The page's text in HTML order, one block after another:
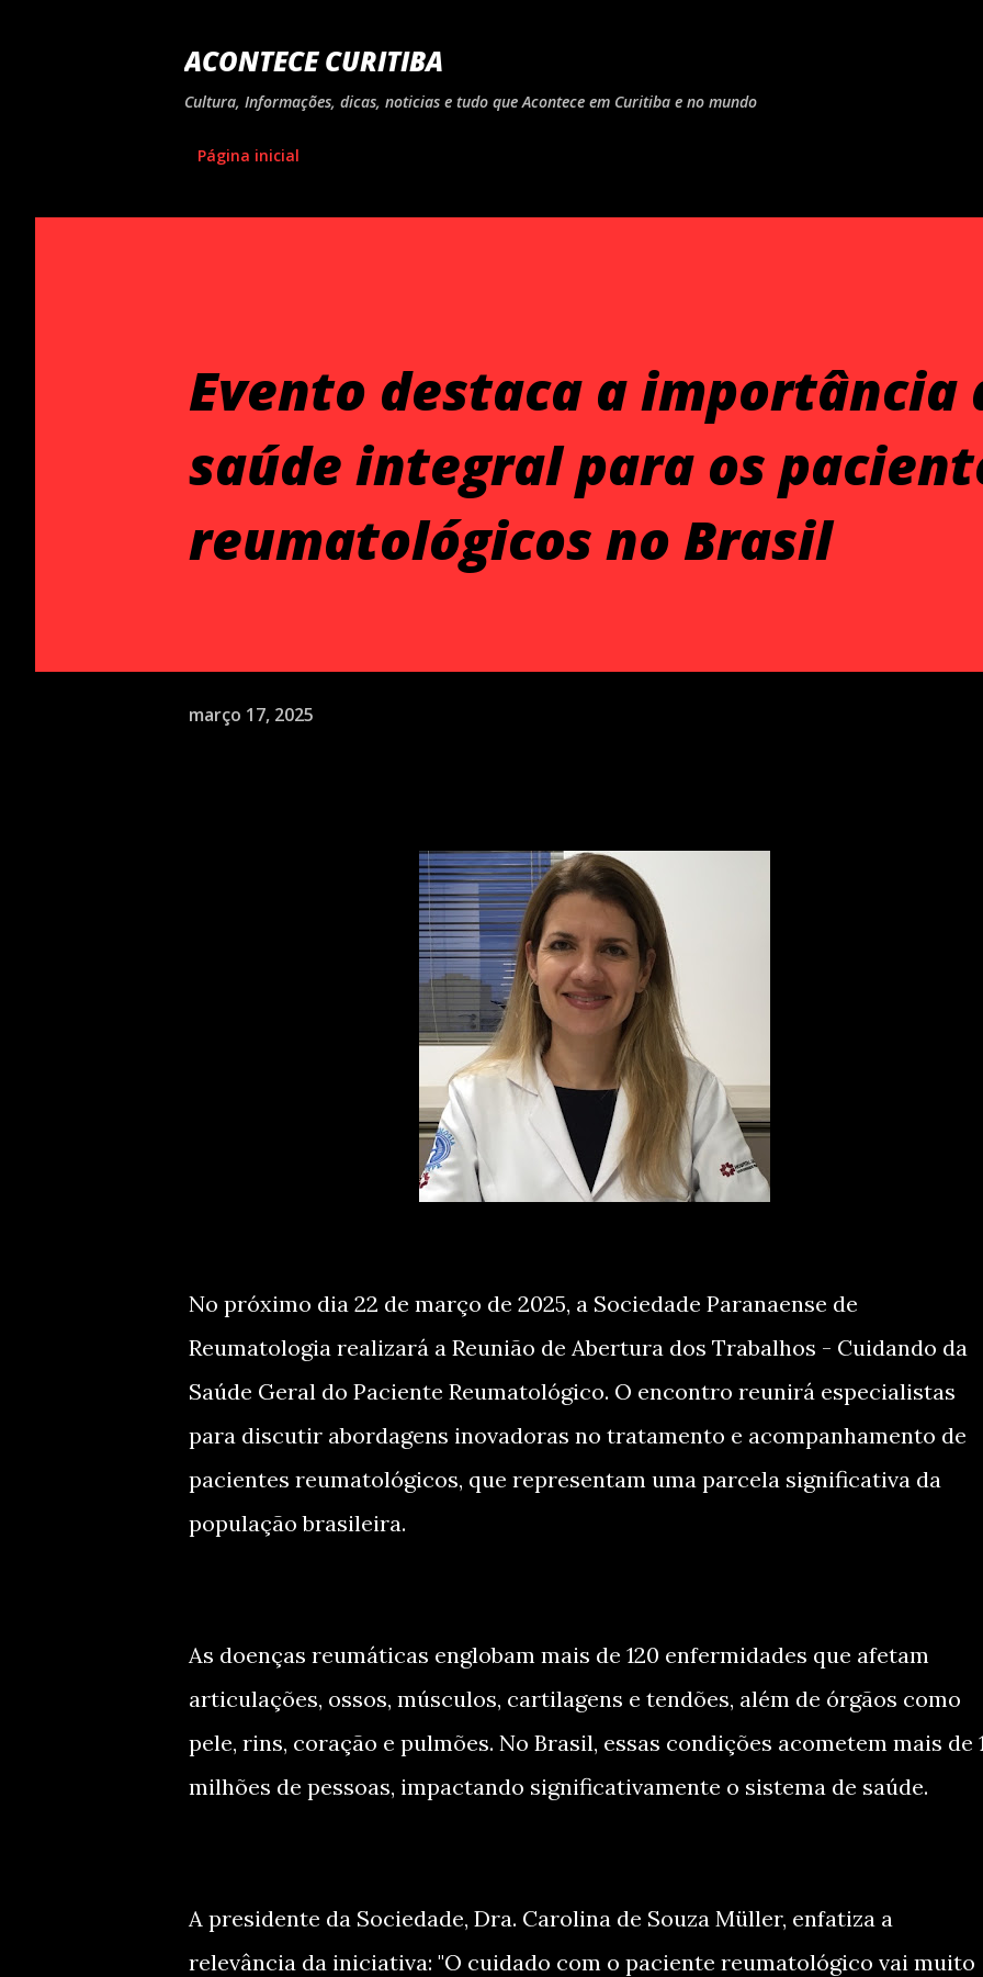
ACONTECE CURITIBA
Cultura, Informações, dicas, noticias e tudo que Acontece em Curitiba e no mundo
Página inicial
Evento destaca a importância
saúde integral para os
reumatológicos no Brasil
março 17, 2025
No próximo dia 22 de março de 2025, a Sociedade Paranaense de
Reumatologia realizará a Reunião de Abertura dos Trabalhos - Cuidando da
Saúde Geral do Paciente Reumatológico. O encontro reunirá especialistas
para discutir abordagens inovadoras no tratamento e acompanhamento de
pacientes reumatológicos, que representam uma parcela significativa da
população brasileira.
As doenças reumáticas englobam mais de 120 enfermidades que afetam
articulações, ossos, músculos, cartilagens e tendões, além de órgãos como
pele, rins, coração e pulmões. No Brasil, essas condições acometem mais de
milhões de pessoas, impactando significativamente o sistema de saúde.
A presidente da Sociedade, Dra. Carolina de Souza Müller, enfatiza a
relevância da iniciativa: "O cuidado com o paciente reumatológico vai muito